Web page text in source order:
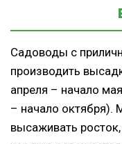
Садоводы с
производить
апреля – начало
– начало октября).
высаживать